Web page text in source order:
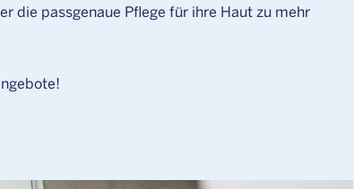
die passgenaue Pflege für ihre Haut zu mehr